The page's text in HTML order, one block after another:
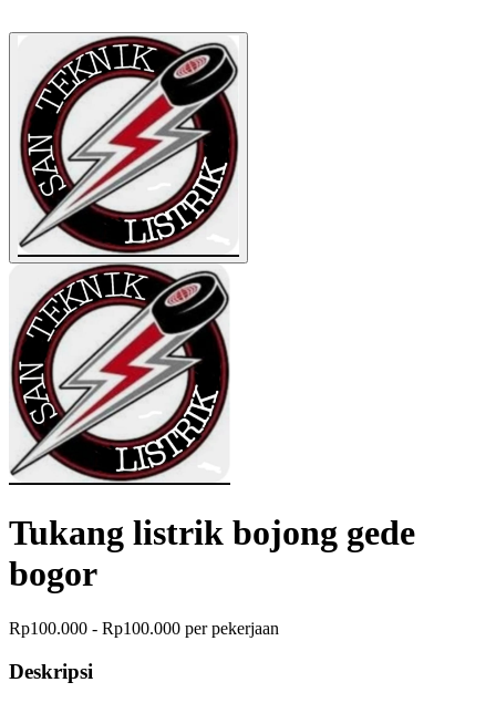
Menu ini berisi navigasi untuk mengakses fitur-fitur di KangPro
Tukang listrik bojong gede
bogor
Rp100.000 - Rp100.000 per pekerjaan
Deskripsi